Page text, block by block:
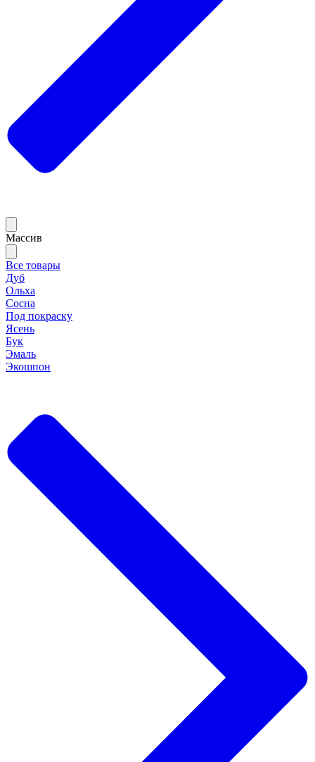
Массив
Все товары
Дуб
Ольха
Сосна
Под покраску
Ясень
Бук
Эмаль
Экошпон